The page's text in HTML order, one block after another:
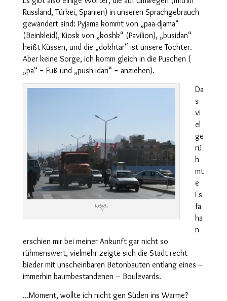
Russland, Türkei, Spanien) in unseren Sprachgebrauch
gewandert sind: Pyjama kommt von „paa-djama“
(Beinkleid), Kiosk von „koshk“ (Pavilion), „busidan“
heißt Küssen, und die „dokhtar“ ist unsere Tochter.
Aber keine Sorge, ich komm gleich in die Puschen (
„pa“ = Fuß und „push-idan“ = anziehen).
Naja.
Da
s
vi
el
ge
rü
h
mt
e
Es
fa
ha
n
erschien mir bei meiner Ankunft gar nicht so
rühmenswert, vielmehr zeigte sich die Stadt recht
bieder mit unscheinbaren Betonbauten entlang eines –
immerhin baumbestandenen – Boulevards.
…Moment, wollte ich nicht gen Süden ins Warme?